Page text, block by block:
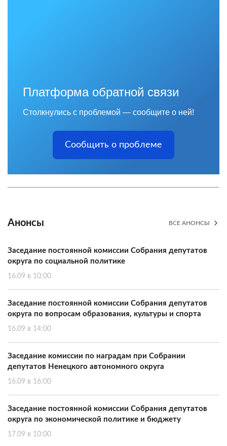
Платформа обратной связи
Столкнулись с проблемой — сообщите о ней!
Сообщить о проблеме
Анонсы ВСЕ АНОНСЫ
Заседание постоянной комиссии Собрания депутатов
округа по социальной политике
16.09 в 10:00
Заседание постоянной комиссии Собрания депутатов
округа по вопросам образования, культуры и спорта
16.09 в 14:00
Заседание комиссии по наградам при Собрании
депутатов Ненецкого автономного округа
16.09 в 16:00
Заседание постоянной комиссии Собрания депутатов
округа по экономической политике и бюджету
17.09 в 10:00